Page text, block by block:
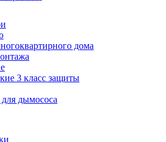
дома
3 класс защиты
дымососа